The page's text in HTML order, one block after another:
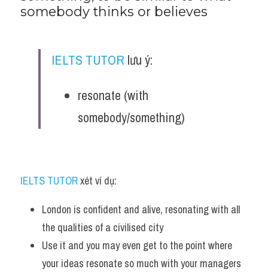
somebody thinks or believes
IELTS TUTOR lưu ý:
resonate (with
somebody/something)
IELTS TUTOR xét ví dụ:
London is confident and alive, resonating with all
the qualities of a civilised city
Use it and you may even get to the point where
your ideas resonate so much with your managers